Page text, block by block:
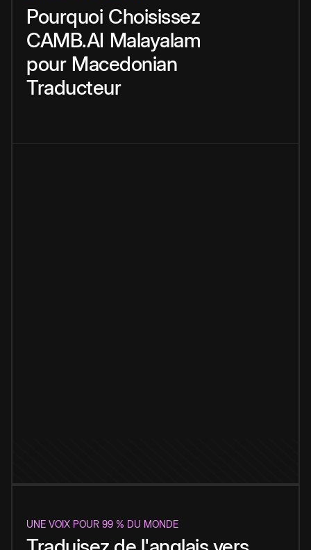
Pourquoi Choisissez
CAMB.AI Malayalam
pour Macedonian
Traducteur
UNE VOIX POUR 99 % DU MONDE